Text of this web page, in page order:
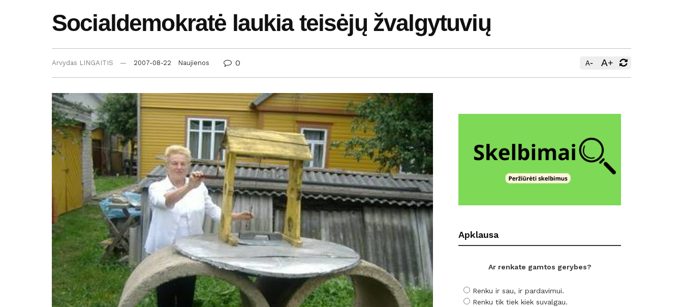
Socialdemokratė laukia teisėjų žvalgytuvių
Arvydas LINGAITIS 2007-08-22 Naujienos 0 A- A+
Apklausa
Ar renkate gamtos gerybes?
Renku ir sau, ir pardavimui.
Renku tik tiek kiek suvalgau.